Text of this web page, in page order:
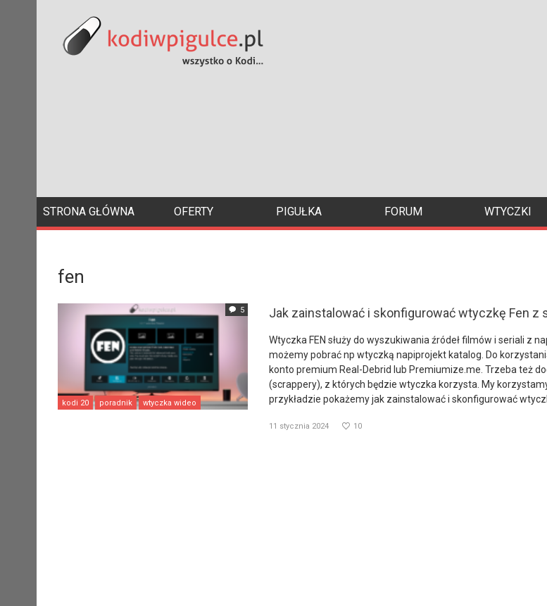
STRONA GŁÓWNA OFERTY PIGUŁKA FORUM WTYCZKI
fen
5
kodi 20 poradnik wtyczka wideo
Jak zainstalować i skonfigurować wtyczkę Fen z
Wtyczka FEN służy do wyszukiwania źródeł filmów i seriali z
możemy pobrać np wtyczką napiprojekt katalog. Do
konto premium Real-Debrid lub Premiumize.me. Trzeba też
(scrappery), z których będzie wtyczka korzysta. My
przykładzie pokażemy jak zainstalować i skonfigurować
11 stycznia 2024 10